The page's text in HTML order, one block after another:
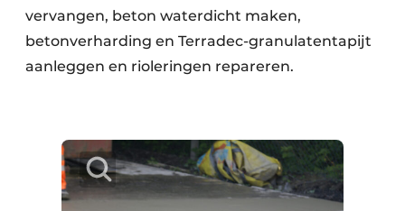
vervangen, beton waterdicht maken,
betonverharding en Terradec-granulatentapijt
aanleggen en rioleringen repareren.